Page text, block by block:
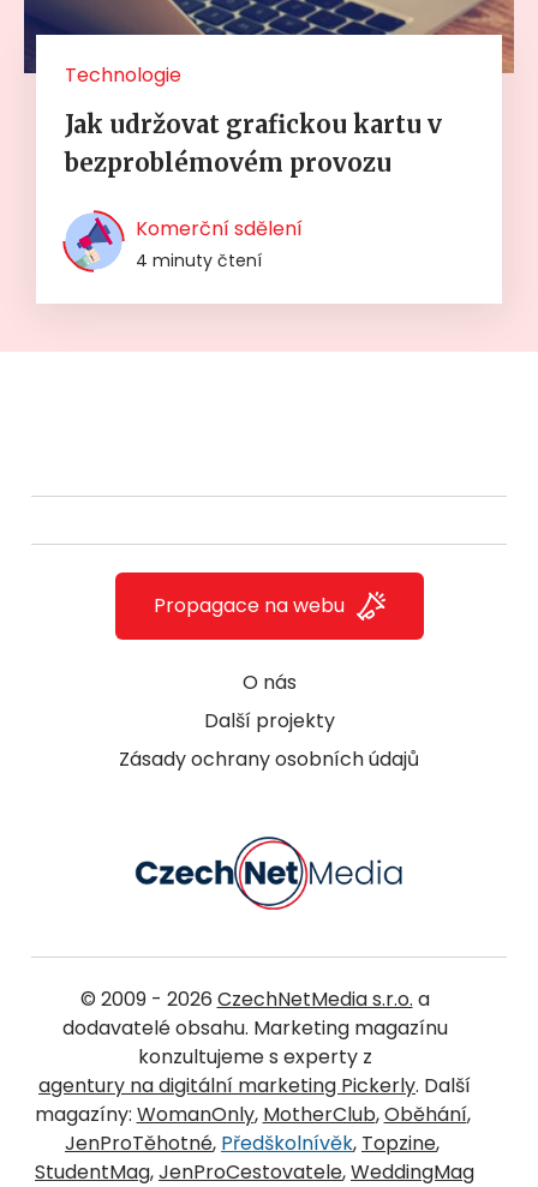
Technologie
Jak udržovat grafickou kartu v
bezproblémovém provozu
Komerční sdělení
4 minuty čtení
O nás
Další projekty
Zásady ochrany osobních údajů
Propagace na webu
© 2009 - 2026 CzechNetMedia s.r.o. a
dodavatelé obsahu. Marketing magazínu
konzultujeme s experty z
agentury na digitální marketing Pickerly. Další
magazíny: WomanOnly, MotherClub,Oběhání,
JenProTěhotné, Předškolnívěk, Topzine,
StudentMag,JenProCestovatele,WeddingMag